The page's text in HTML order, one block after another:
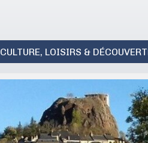
CULTURE, LOISIRS &